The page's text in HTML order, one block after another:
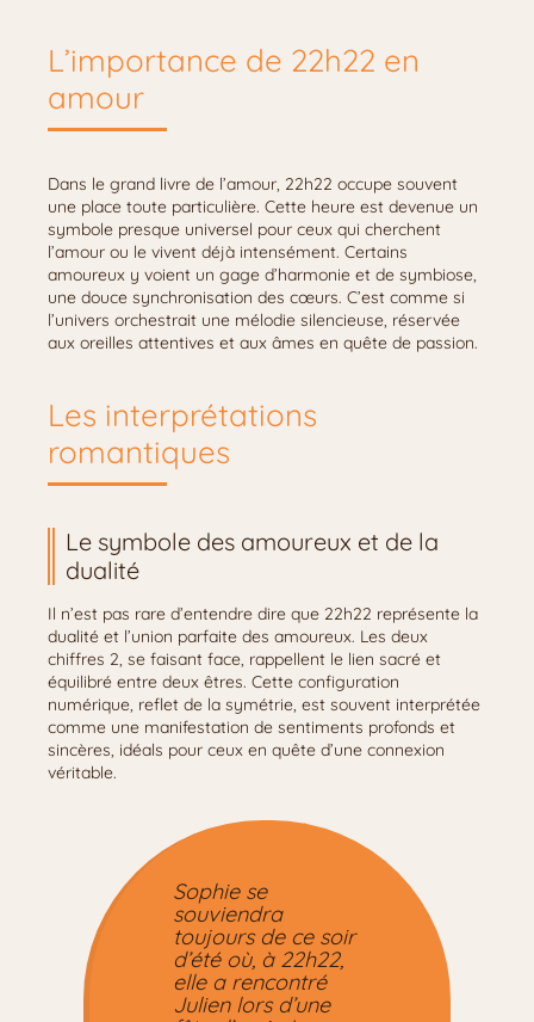
L’importance de 22h22 en
amour
Dans le grand livre de l’amour, 22h22 occupe souvent
une place toute particulière. Cette heure est devenue un
symbole presque universel pour ceux qui cherchent
l’amour ou le vivent déjà intensément. Certains
amoureux y voient un gage d’harmonie et de symbiose,
une douce synchronisation des cœurs. C’est comme si
l’univers orchestrait une mélodie silencieuse, réservée
aux oreilles attentives et aux âmes en quête de passion.
Les interprétations
romantiques
Le symbole des amoureux et de la
dualité
Il n’est pas rare d’entendre dire que 22h22 représente la
dualité et l’union parfaite des amoureux. Les deux
chiffres 2, se faisant face, rappellent le lien sacré et
équilibré entre deux êtres. Cette configuration
numérique, reflet de la symétrie, est souvent interprétée
comme une manifestation de sentiments profonds et
sincères, idéals pour ceux en quête d’une connexion
véritable.
Sophie se
souviendra
toujours de ce soir
d’été où, à 22h22,
elle a rencontré
Julien lors d’une